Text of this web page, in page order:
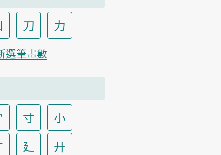
刀
力
選筆畫數
寸
小
廴
廾